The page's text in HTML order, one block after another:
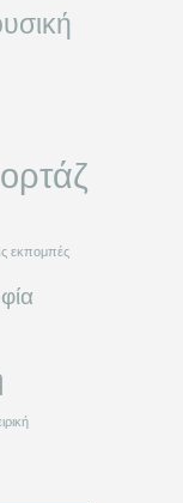
εκπομπές